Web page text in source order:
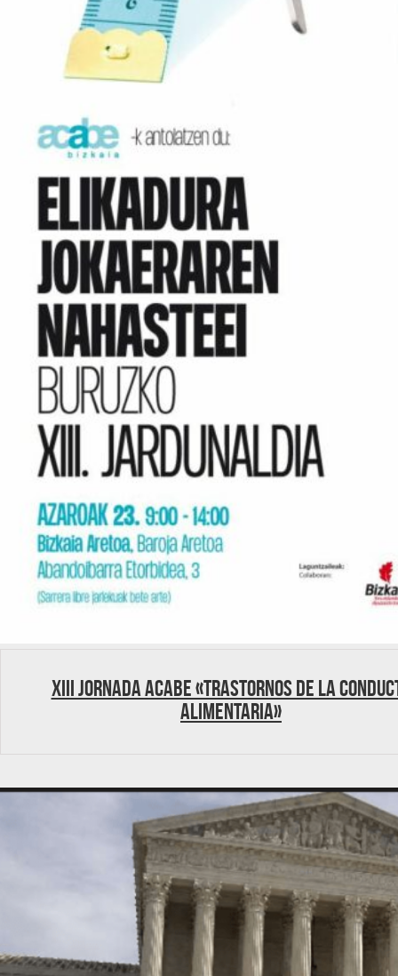
XIII Jornada ACABE «Trastornos de la
Alimentaria»